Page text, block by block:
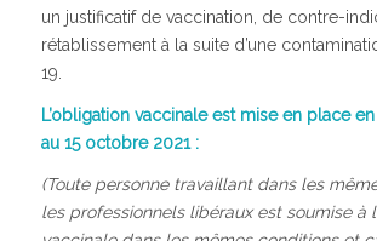
un justificatif de vaccination, de contre-
rétablissement à la suite d’une
19.
L’obligation vaccinale est mise en place
au 15 octobre 2021 :
(Toute personne travaillant dans les
les professionnels libéraux est soumise à